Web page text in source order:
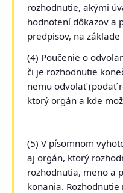
rozhodnutie, akými
hodnotení dôkazov a
predpisov, na
(4) Poučenie o
či je rozhodnutie
nemu odvolať (podať
ktorý orgán a kde
(5) V písomnom
aj orgán, ktorý
rozhodnutia, meno a
konania.